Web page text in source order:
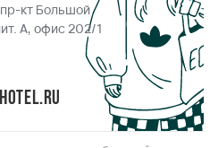
кт Большой
А, офис 202/1